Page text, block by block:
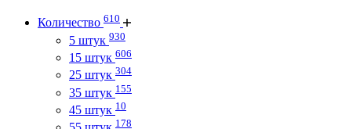
Количество 610
5 штук 930
15 штук 606
25 штук 304
35 штук 155
45 штук 10
178